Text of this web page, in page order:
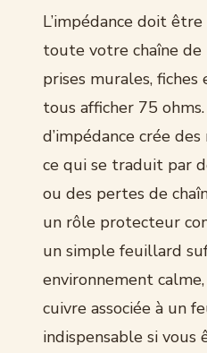
L’impédance doit
toute votre chaîne de
prises murales,
tous afficher 75
d’impédance crée
ce qui se traduit par
ou des pertes de
un rôle protecteur
un simple feuillard
environnement
cuivre associée à un
indispensable si vous